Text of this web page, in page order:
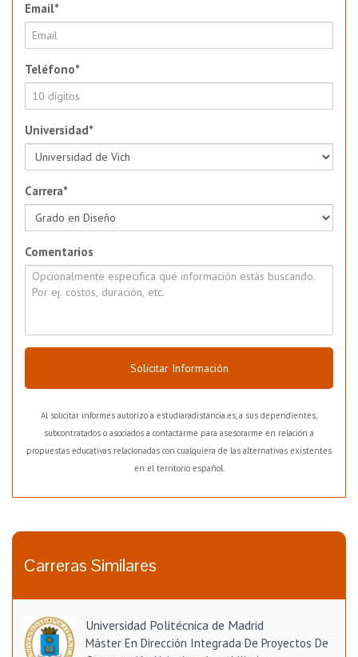
Email*
Teléfono*
Universidad*
Carrera*
Comentarios
Solicitar Información
Al solicitar informes autorizo a estudiaradistancia.es, a sus dependientes,
subcontratados o asociados a contactarme para asesorarme en relación a
propuestas educativas relacionadas con cualquiera de las alternativas existentes
en el territorio español.
Carreras Similares
Universidad Politécnica de Madrid
Máster En Dirección Integrada De Proyectos De